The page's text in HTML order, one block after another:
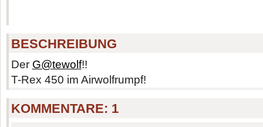
BESCHREIBUNG
Der G@tewolf!!
T-Rex 450 im Airwolfrumpf!
KOMMENTARE: 1